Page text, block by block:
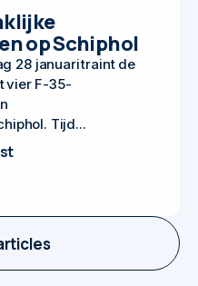
op Schiphol
28 januari traint de
vier F-35-
Tijd...